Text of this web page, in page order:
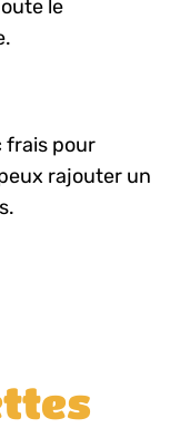
le
frais pour
rajouter un